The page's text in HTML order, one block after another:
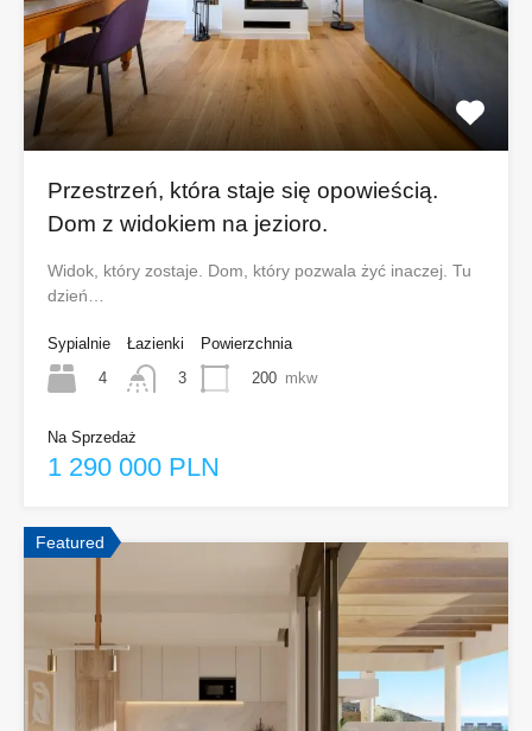
Przestrzeń, która staje się opowieścią.
Dom z widokiem na jezioro.
Widok, który zostaje. Dom, który pozwala żyć inaczej. Tu
dzień…
Sypialnie
4
Łazienki
3
Powierzchnia
200 mkw
Na Sprzedaż
1 290 000 PLN
Featured